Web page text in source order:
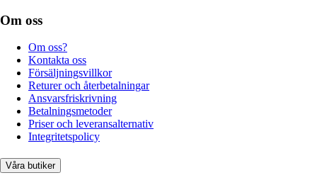
Om oss
Om oss?
Kontakta oss
Försäljningsvillkor
Returer och återbetalningar
Ansvarsfriskrivning
Betalningsmetoder
Priser och leveransalternativ
Integritetspolicy
Våra butiker